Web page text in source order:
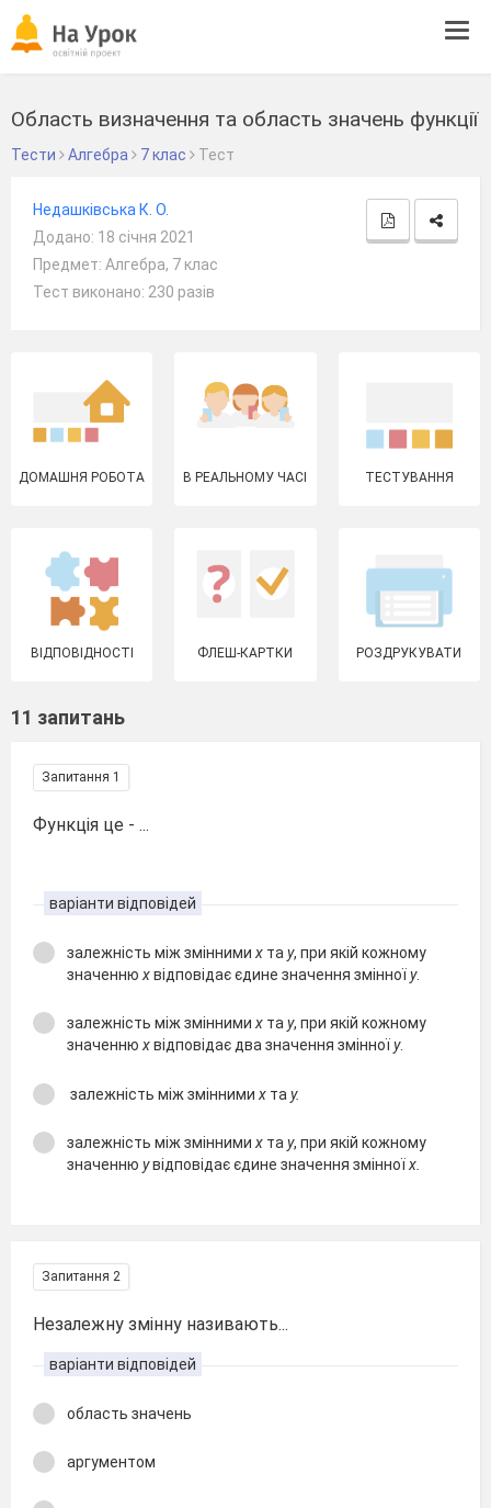
Область визначення та область значень функції
Тести Алгебра 7 клас Тест
Недашківська К. О.
Додано: 18 січня 2021
Предмет: Алгебра, 7 клас
Тест виконано: 230 разів
ДОМАШНЯ РОБОТА В РЕАЛЬНОМУ ЧАСІ ТЕСТУВАННЯ
ВІДПОВІДНОСТІ ФЛЕШ-КАРТКИ РОЗДРУКУВАТИ
11 запитань
Запитання 1
Функція це - ...
варіанти відповідей
залежність між змінними x та y, при якій кожному
значенню xвідповідає єдине значення змінноїy.
залежність між змінними x та y, при якій кожному
значенню xвідповідає два значення змінноїy.
залежність між змінними x та y.
залежність між змінними x та y, при якій кожному
значенню yвідповідає єдине значення змінноїx.
Запитання 2
Незалежну змінну називають...
варіанти відповідей
область значень
аргументом